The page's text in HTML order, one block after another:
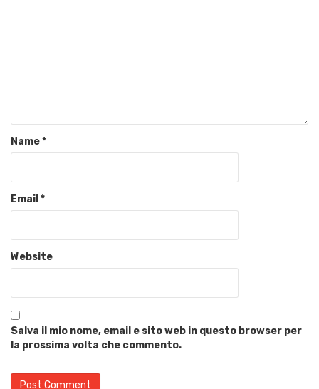
Name*
Email *
Website
Salva il mio nome, email e sito web in questo browser per
la prossima volta che commento.